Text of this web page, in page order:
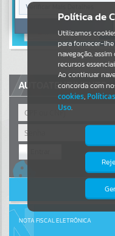
Portais
NOTÍCIAS
AUTOATENDIMENTO
NOTA FISCAL ELETRÔNICA
Política de
Utilizamos
para fornecer-
navegação,
recursos
Ao continuar
concorda com
cookies,
Uso.
Isto significa
Verificar Mais Detalhes